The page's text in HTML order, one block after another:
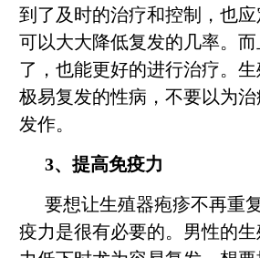
到了及时的治疗和控制，也
可以大大降低复发的几率。
了，也能更好的进行治疗。
极易复发的性病，不要以为
发作。
3、提高免疫力
要想让生殖器疱疹不再重
疫力是很有必要的。男性的